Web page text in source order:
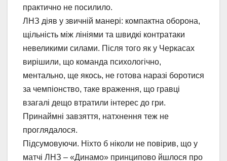
практично не посилило.
ЛНЗ діяв у звичній манері: компактна оборона,
щільність між лініями та швидкі контратаки
невеликими силами. Після того як у Черкасах
вирішили, що команда психологічно,
ментально, ще якось, не готова наразі боротися
за чемпіонство, таке враження, що гравці
взагалі дещо втратили інтерес до гри.
Принаймні завзяття, натхнення теж не
проглядалося.
Підсумовуючи. Ніхто б ніколи не повірив, що у
матчі ЛНЗ – «Динамо» принципово йшлося про